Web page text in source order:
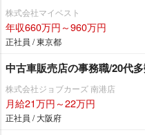
株式会社マイベスト
年収660万円～960万円
正社員 / 東京都
中古車販売店の事務職/20代
株式会社ジョブカーズ 南港店
月給21万円～22万円
正社員 / 大阪府